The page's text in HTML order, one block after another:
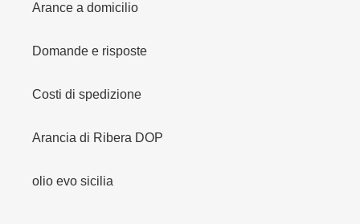
Arance a domicilio
Domande e risposte
Costi di spedizione
Arancia di Ribera DOP
olio evo sicilia